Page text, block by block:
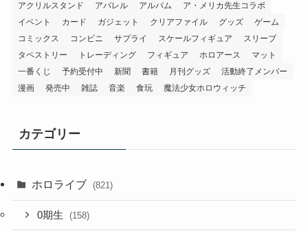
アクリルスタンド
アパレル アルバム
ア・メリカ先生コラボ
イベント
カード ガジェット クリアファイル グッズ
ゲーム
コミックス
コンビニ サプライ スケールフィギュア
スリーブ
タペストリー
トレーディング フィギュア ホロアース
マット
一番くじ
予約受付中 新聞 書籍 月刊グッズ
活動終了メンバー
漫画
発売中 雑誌 音楽 食玩 魔法少女ホロウィッチ
カテゴリー
ホロライブ (821)
0期生 (158)